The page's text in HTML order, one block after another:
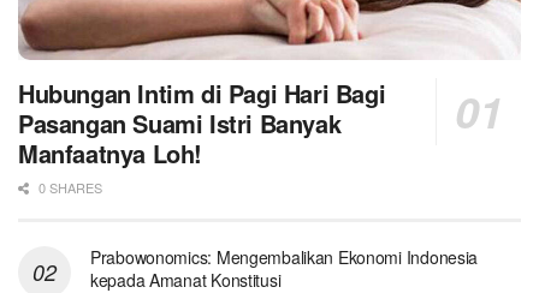
Hubungan Intim di Pagi Hari Bagi
Pasangan Suami Istri Banyak
Manfaatnya Loh!
0 SHARES
Prabowonomics: Mengembalikan Ekonomi Indonesia
kepada Amanat Konstitusi